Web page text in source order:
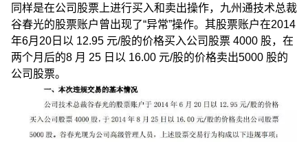
同样是在公司股票上进行买入和卖出操作，九州通技术总裁
谷春光的股票账户曾出现了“异常”操作。其股票账户在2014
年6月20日以 12.95 元/股的价格买入公司股票 4000 股，在
两个月后的8 月 25 日以 16.00 元/股的价格卖出5000 股的
公司股票。